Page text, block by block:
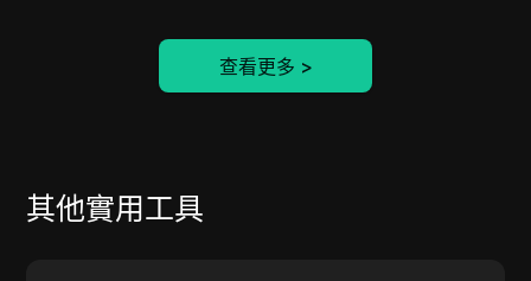
查看更多 >
其他實用工具